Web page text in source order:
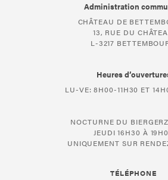
Administration
CHÂTEAU DE
13, RUE DU
L-3217
Heures
LU-VE: 8H00-11H30 ET
NOCTURNE DU
JEUDI 16H30 À
UNIQUEMENT SUR
TÉLÉPHONE